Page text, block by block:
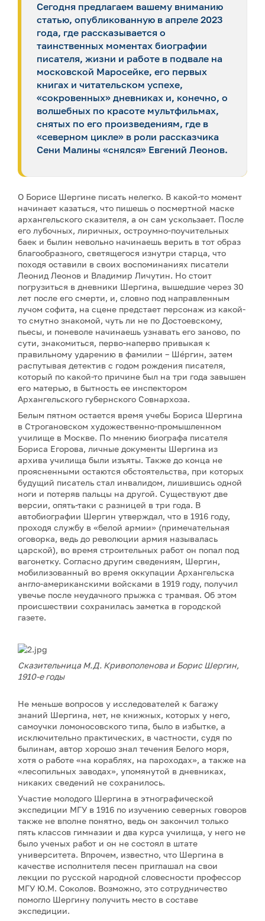
Сегодня предлагаем вашему вниманию
статью, опубликованную в апреле 2023
года, где рассказывается о
таинственных моментах биографии
писателя, жизни и работе в подвале на
московской Маросейке, его первых
книгах и читательском успехе,
«сокровенных» дневниках и, конечно, о
волшебных по красоте мультфильмах,
снятых по его произведениям, где в
«северном цикле» в роли рассказчика
Сени Малины «снялся» Евгений Леонов.
О Борисе Шергине писать нелегко. В какой-то момент
начинает казаться, что пишешь о посмертной маске
архангельского сказителя, а он сам ускользает. После
его лубочных, лиричных, остроумно-поучительных
баек и былин невольно начинаешь верить в тот образ
благообразного, светящегося изнутри старца, что
походя оставили в своих воспоминаниях писатели
Леонид Леонов и Владимир Личутин. Но стоит
погрузиться в дневники Шергина, вышедшие через 30
лет после его смерти, и, словно под направленным
лучом софита, на сцене предстает персонаж из какой-
то смутно знакомой, чуть ли не по Достоевскому,
пьесы, и поневоле начинаешь узнавать его заново, по
сути, знакомиться, перво-наперво привыкая к
правильному ударению в фамилии – Шéргин, затем
распутывая детектив с годом рождения писателя,
который по какой-то причине был на три года завышен
его матерью, в бытность ее инспектором
Архангельского губернского Совнархоза.
Белым пятном остается время учебы Бориса Шергина
в Строгановском художественно-промышленном
училище в Москве. По мнению биографа писателя
Бориса Егорова, личные документы Шергина из
архива училища были изъяты. Также до конца не
проясненными остаются обстоятельства, при которых
будущий писатель стал инвалидом, лишившись одной
ноги и потеряв пальцы на другой. Существуют две
версии, опять-таки с разницей в три года. В
автобиографии Шергин утверждал, что в 1916 году,
проходя службу в «белой армии» (примечательная
оговорка, ведь до революции армия называлась
царской), во время строительных работ он попал под
вагонетку. Согласно другим сведениям, Шергин,
мобилизованный во время оккупации Архангельска
англо-американскими войсками в 1919 году, получил
увечье после неудачного прыжка с трамвая. Об этом
происшествии сохранилась заметка в городской
газете.
Сказительница М.Д. Кривополенова и Борис Шергин,
1910-е годы
Не меньше вопросов у исследователей к багажу
знаний Шергина, нет, не книжных, которых у него,
самоучки ломоносовского типа, было в избытке, а
исключительно практических, в частности, судя по
былинам, автор хорошо знал течения Белого моря,
хотя о работе «на кораблях, на пароходах», а также на
«лесопильных заводах», упомянутой в дневниках,
никаких сведений не сохранилось.
Участие молодого Шергина в этнографической
экспедиции МГУ в 1916 по изучению северных говоров
также не вполне понятно, ведь он закончил только
пять классов гимназии и два курса училища, у него не
было ученых работ и он не состоял в штате
университета. Впрочем, известно, что Шергина в
качестве исполнителя песен приглашал на свои
лекции по русской народной словесности профессор
МГУ Ю.М. Соколов. Возможно, это сотрудничество
помогло Шергину получить место в составе
экспедиции.